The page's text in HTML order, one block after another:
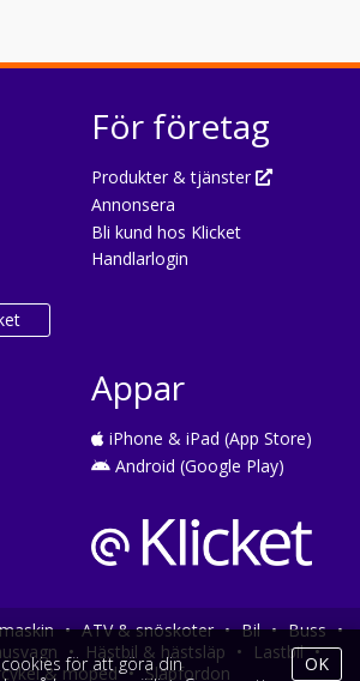
För företag
Produkter & tjänster
Annonsera
Bli kund hos Klicket
Handlarlogin
Appar
iPhone & iPad (App Store)
Android (Google Play)
• ATV & snöskoter • Bil • Buss •
• Hästbil & hästsläp • Lastbil •
& moped • Släpfordon
för att göra din
OK